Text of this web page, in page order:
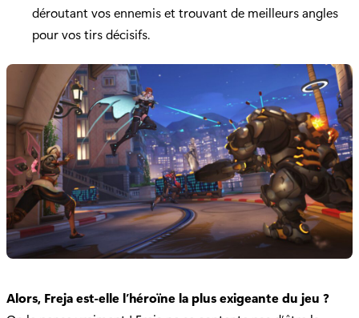
déroutant vos ennemis et trouvant de meilleurs angles
pour vos tirs décisifs.
Alors, Freja est-elle l’héroïne la plus exigeante du jeu ?